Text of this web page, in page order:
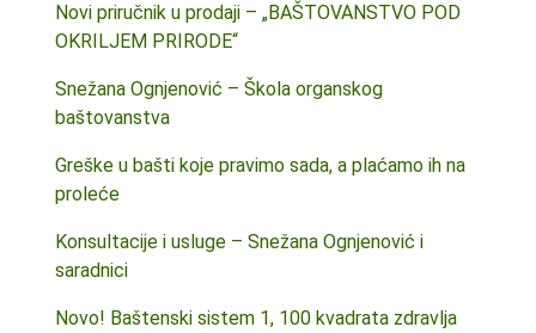
Novi priručnik u prodaji – „BAŠTOVANSTVO POD
OKRILJEM PRIRODE“
Snežana Ognjenović – Škola organskog
baštovanstva
Greške u bašti koje pravimo sada, a plaćamo ih na
proleće
Konsultacije i usluge – Snežana Ognjenović i
saradnici
Novo! Baštenski sistem 1, 100 kvadrata zdravlja